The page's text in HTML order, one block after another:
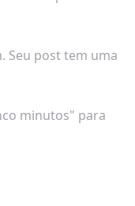
Seu post tem uma
minutos" para